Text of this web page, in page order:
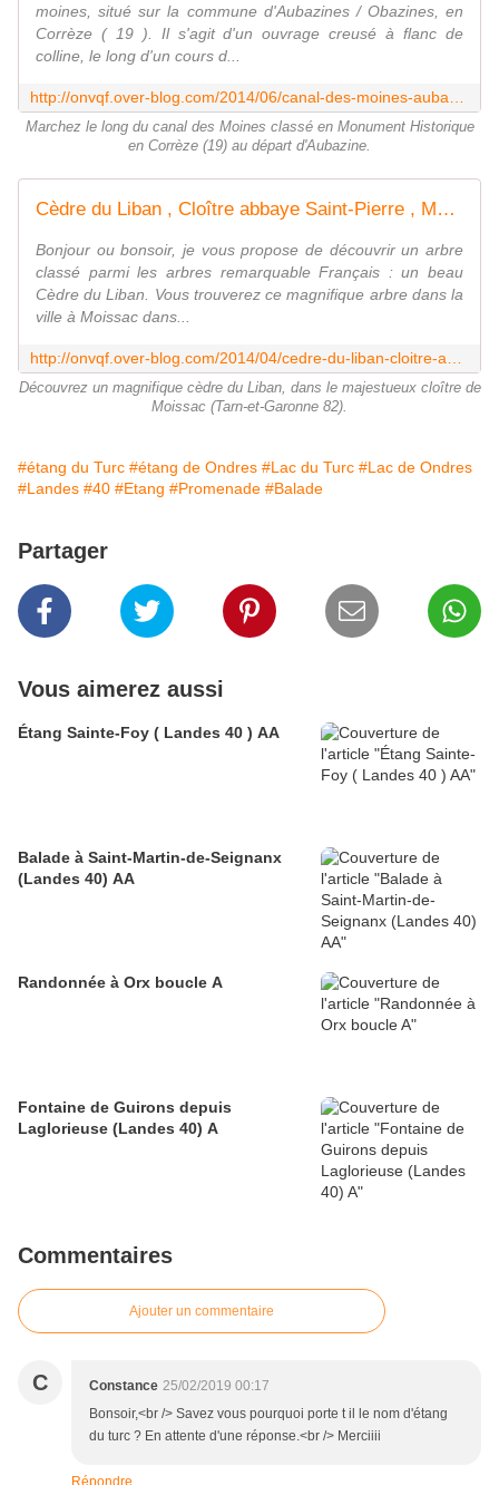
moines, situé sur la commune d'Aubazines / Obazines, en
Corrèze ( 19 ). Il s'agit d'un ouvrage creusé à flanc de
colline, le long d'un cours d...
Marchez le long du canal des Moines classé en Monument Historique
en Corrèze (19) au départ d'Aubazine.
Cèdre du Liban , Cloître abbaye Saint-Pierre , Moissac ( Tarn-et-Garonne 82 ) AA - ONVQF.over-blog.com
Bonjour ou bonsoir, je vous propose de découvrir un arbre
classé parmi les arbres remarquable Français : un beau
Cèdre du Liban. Vous trouverez ce magnifique arbre dans la
ville à Moissac dans...
Découvrez un magnifique cèdre du Liban, dans le majestueux cloître de
Moissac (Tarn-et-Garonne 82).
#étang du Turc #étang de Ondres #Lac du Turc #Lac de Ondres
#Landes #40 #Etang #Promenade #Balade
Partager
Vous aimerez aussi
Étang Sainte-Foy ( Landes 40 ) AA
Balade à Saint-Martin-de-Seignanx
(Landes 40) AA
Randonnée à Orx boucle A
Fontaine de Guirons depuis
Laglorieuse (Landes 40) A
Commentaires
Ajouter un commentaire
C Constance 25/02/2019 00:17
Bonsoir,<br /> Savez vous pourquoi porte t il le nom d'étang
du turc ? En attente d'une réponse.<br /> Merciiii
Répondre